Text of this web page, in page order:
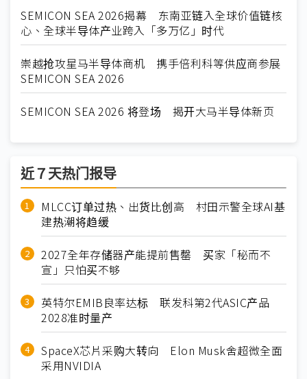
SEMICON SEA 2026揭幕 东南亚链入全球价值链核
心、全球半导体产业跨入「多万亿」时代
崇越抢攻星马半导体商机 携手倍利科等供应商参展
SEMICON SEA 2026
SEMICON SEA 2026 将登场 揭开大马半导体新页
近７天热门报导
MLCC订单过热、出货比创高 村田示警全球AI基
建热潮将趋缓
2027全年存储器产能提前售罄 买家「秘而不
宣」只怕买不够
英特尔EMIB良率达标 联发科第2代ASIC产品
2028准时量产
SpaceX芯片采购大转向 Elon Musk舍超微全面
采用NVIDIA